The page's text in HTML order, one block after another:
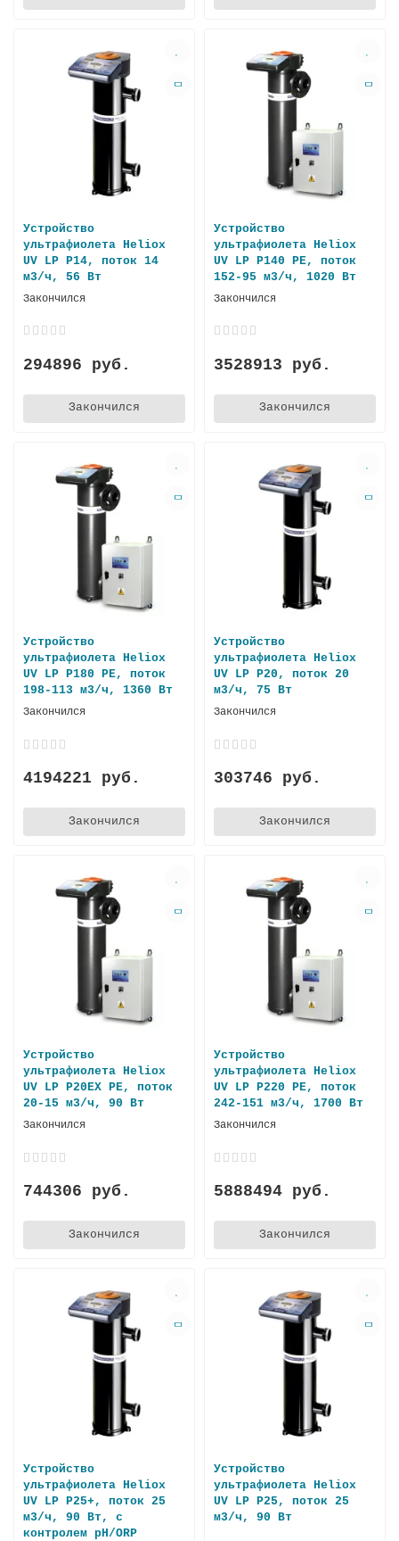
Устройство
ультрафиолета Heliox
UV LP P14, поток 14
м3/ч, 56 Вт
Закончился
294896 руб.
Закончился
Устройство
ультрафиолета Heliox
UV LP P140 PE, поток
152-95 м3/ч, 1020 Вт
Закончился
3528913 руб.
Закончился
Устройство
ультрафиолета Heliox
UV LP P180 PE, поток
198-113 м3/ч, 1360 Вт
Закончился
4194221 руб.
Закончился
Устройство
ультрафиолета Heliox
UV LP P20, поток 20
м3/ч, 75 Вт
Закончился
303746 руб.
Закончился
Устройство
ультрафиолета Heliox
UV LP P20EX PE, поток
20-15 м3/ч, 90 Вт
Закончился
744306 руб.
Закончился
Устройство
ультрафиолета Heliox
UV LP P220 PE, поток
242-151 м3/ч, 1700 Вт
Закончился
5888494 руб.
Закончился
Устройство
ультрафиолета Heliox
UV LP P25+, поток 25
м3/ч, 90 Вт, с
контролем pH/ORP
Устройство
ультрафиолета Heliox
UV LP P25, поток 25
м3/ч, 90 Вт